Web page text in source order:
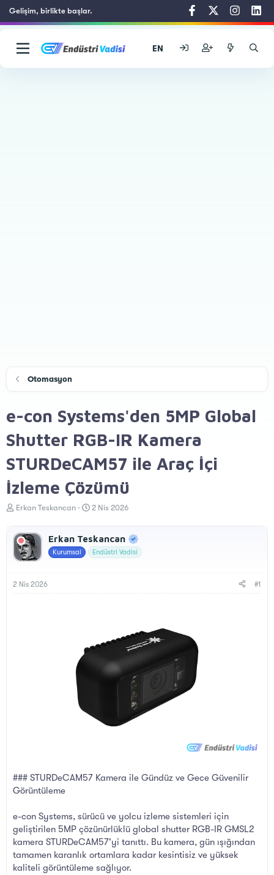
Gelişim, birlikte başlar.
EN
Otomasyon
e-con Systems'den 5MP Global
Shutter RGB-IR Kamera
STURDeCAM57 ile Araç İçi
İzleme Çözümü
K
u
y
u
a
Erkan Teskancan
B
l
a
h
2 Nis 2026
Erkan Teskancan
Kurumsal Endüstri Vadisi
2 Nis 2026 #1
### STURDeCAM57 Kamera ile Gündüz ve Gece Güvenilir
Görüntüleme
e-con Systems, sürücü ve yolcu izleme sistemleri için
geliştirilen 5MP çözünürlüklü global shutter RGB-IR GMSL2
kamera STURDeCAM57'yi tanıttı. Bu kamera, gün ışığından
tamamen karanlık ortamlara kadar kesintisiz ve yüksek
kaliteli görüntüleme sağlıyor.